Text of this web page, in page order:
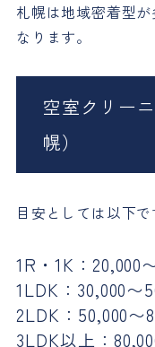
札幌は地域密着型
なります。
空室クリー
幌）
目安としては以下で
1R・1K：20,000
1LDK：30,000〜
2LDK：50,000〜
3LDK以上：